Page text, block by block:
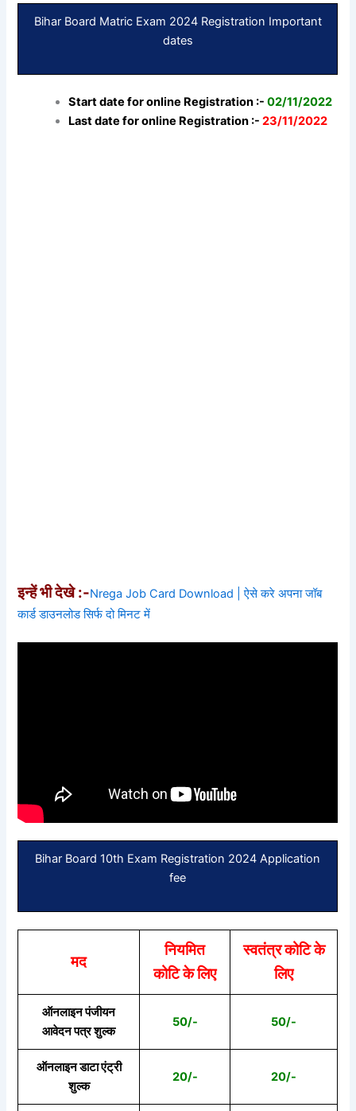
Bihar Board Matric Exam 2024 Registration Important
dates
Start date for online Registration :-02/11/2022
Last date for online Registration :-23/11/2022
इन्हें भी देखे :-Nrega Job Card Download | ऐसे करे अपना जॉब
कार्ड डाउनलोड सिर्फ दो मिनट में
Bihar Board 10th Exam Registration 2024 Application
fee
मद
नियमित
कोटि के लिए
स्वतंत्र कोटि के
लिए
ऑनलाइन पंजीयन
आवेदन पत्र शुल्क
50/- 50/-
ऑनलाइन डाटा एंट्री
शुल्क
20/- 20/-